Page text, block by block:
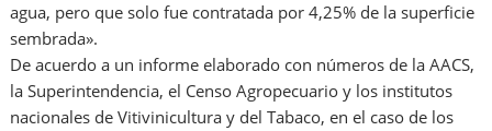
agua, pero que solo fue contratada por 4,25% de la superficie
sembrada».
De acuerdo a un informe elaborado con números de la AACS,
la Superintendencia, el Censo Agropecuario y los institutos
nacionales de Vitivinicultura y del Tabaco, en el caso de los